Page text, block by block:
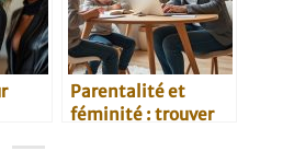
Parentalité et
féminité : trouver